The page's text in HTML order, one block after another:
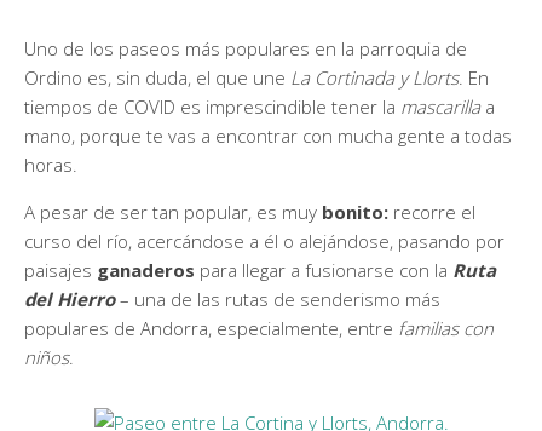
Uno de los paseos más populares en la parroquia de
Ordino es, sin duda, el que une La Cortinada y Llorts. En
tiempos de COVID es imprescindible tener la mascarillaa
mano, porque te vas a encontrar con mucha gente a todas
horas.
A pesar de ser tan popular, es muy bonito: recorre el
curso del río, acercándose a él o alejándose, pasando por
paisajes ganaderos para llegar a fusionarse con la Ruta
del Hierro– una de las rutas de senderismo más
populares de Andorra, especialmente, entre familias con
niños.